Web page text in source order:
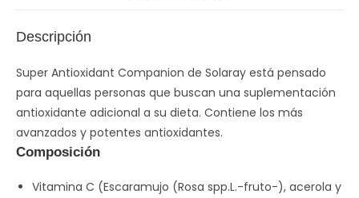
Descripción
Super Antioxidant Companion de Solaray está pensado
para aquellas personas que buscan una suplementación
antioxidante adicional a su dieta. Contiene los más
avanzados y potentes antioxidantes.
Composición
Vitamina C (Escaramujo (Rosa spp.L.-fruto-), acerola y